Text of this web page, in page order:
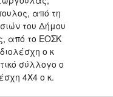
από τη
του Δήμου
από το ΕΟΣΚ
ο κ
σύλλογο ο
4Χ4 ο κ.